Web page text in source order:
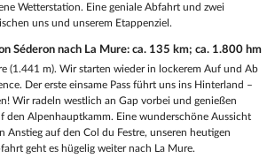
Wetterstation. Eine geniale Abfahrt und zwei
uns und unserem Etappenziel.
Séderon nach La Mure: ca. 135 km; ca. 1.800 hm
(1.441 m). Wir starten wieder in lockerem Auf und Ab
Der erste einsame Pass führt uns ins Hinterland –
Wir radeln westlich an Gap vorbei und genießen
den Alpenhauptkamm. Eine wunderschöne Aussicht
Anstieg auf den Col du Festre, unseren heutigen
geht es hügelig weiter nach La Mure.